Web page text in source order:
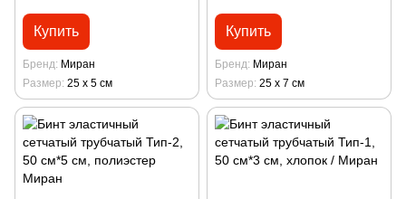
Купить
Бренд Миран
Размер 25 х 5 см
Купить
Бренд Миран
Размер 25 х 7 см